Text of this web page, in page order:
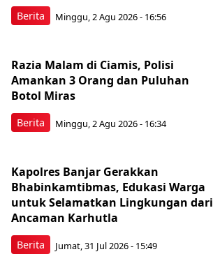
Berita Minggu, 2 Agu 2026 - 16:56
Berita
Razia Malam di Ciamis, Polisi
Amankan 3 Orang dan Puluhan
Botol Miras
Minggu, 2 Agu 2026 - 16:34
Berita
Kapolres Banjar Gerakkan
Bhabinkamtibmas, Edukasi Warga
untuk Selamatkan Lingkungan dari
Ancaman Karhutla
Jumat, 31 Jul 2026 - 15:49